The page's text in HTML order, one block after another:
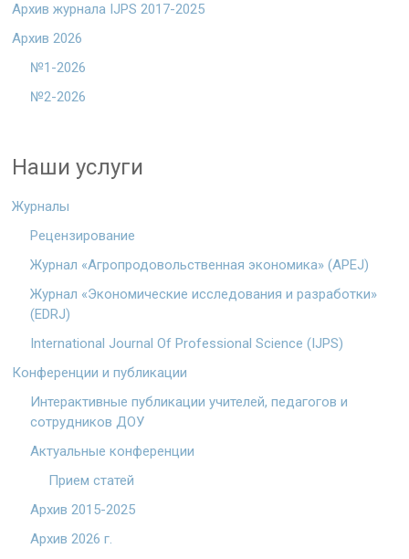
Архив журнала IJPS 2017-2025
Архив 2026
№1-2026
№2-2026
Наши услуги
Журналы
Рецензирование
Журнал «Агропродовольственная экономика» (APEJ)
Журнал «Экономические исследования и разработки»
(EDRJ)
International Journal Of Professional Science (IJPS)
Конференции и публикации
Интерактивные публикации учителей, педагогов и
сотрудников ДОУ
Актуальные конференции
Прием статей
Архив 2015-2025
Архив 2026 г.